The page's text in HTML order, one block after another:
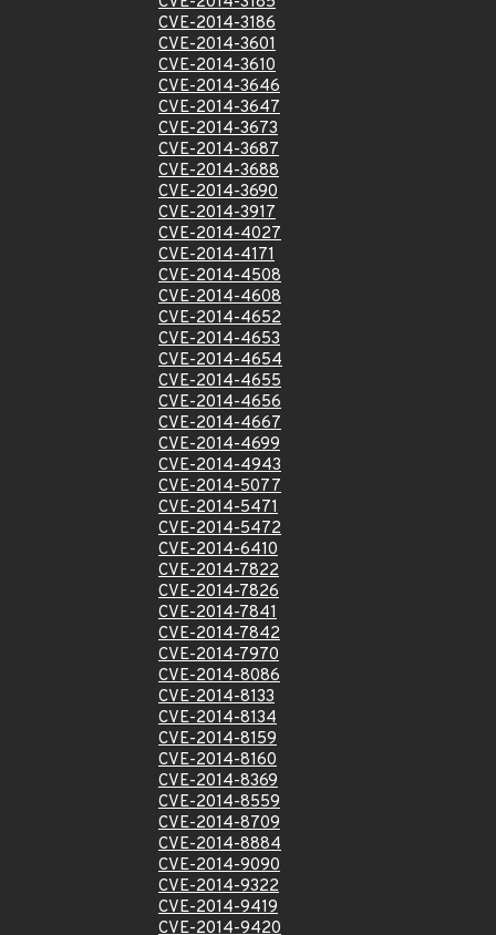
CVE-2014-3186
CVE-2014-3601
CVE-2014-3610
CVE-2014-3646
CVE-2014-3647
CVE-2014-3673
CVE-2014-3687
CVE-2014-3688
CVE-2014-3690
CVE-2014-3917
CVE-2014-4027
CVE-2014-4171
CVE-2014-4508
CVE-2014-4608
CVE-2014-4652
CVE-2014-4653
CVE-2014-4654
CVE-2014-4655
CVE-2014-4656
CVE-2014-4667
CVE-2014-4699
CVE-2014-4943
CVE-2014-5077
CVE-2014-5471
CVE-2014-5472
CVE-2014-6410
CVE-2014-7822
CVE-2014-7826
CVE-2014-7841
CVE-2014-7842
CVE-2014-7970
CVE-2014-8086
CVE-2014-8133
CVE-2014-8134
CVE-2014-8159
CVE-2014-8160
CVE-2014-8369
CVE-2014-8559
CVE-2014-8709
CVE-2014-8884
CVE-2014-9090
CVE-2014-9322
CVE-2014-9419
CVE-2014-9420